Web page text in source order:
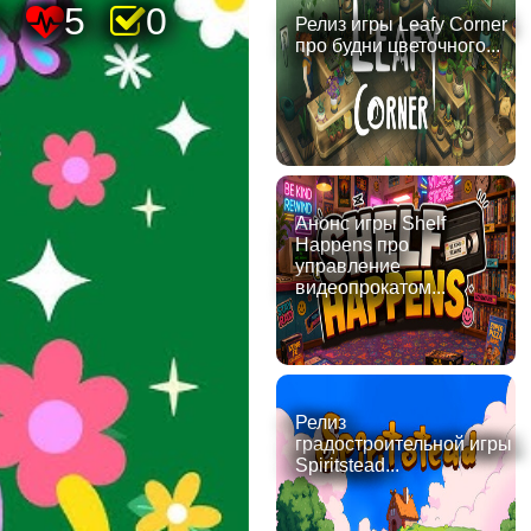
5 0
Релиз игры Leafy Corner
про будни цветочного...
Анонс игры Shelf
Happens про
управление
видеопрокатом...
Релиз
градостроительной игры
Spiritstead...